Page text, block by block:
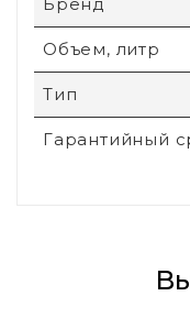
Объем, литр
Тип
Гарантийный